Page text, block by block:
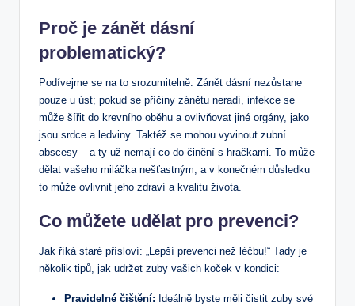
Proč je zánět dásní
problematický?
Podívejme se na to srozumitelně. Zánět dásní nezůstane
pouze u úst; pokud se příčiny zánětu neradí, infekce se
může šířit do krevního oběhu a ovlivňovat jiné orgány, jako
jsou srdce a ledviny. Taktéž se mohou vyvinout zubní
abscesy – a ty už nemají co do činění s hračkami. To může
dělat vašeho miláčka nešťastným, a v konečném důsledku
to může ovlivnit jeho zdraví a kvalitu života.
Co můžete udělat pro prevenci?
Jak říká staré přísloví: „Lepší prevenci než léčbu!“ Tady je
několik tipů, jak udržet zuby vašich koček v kondici:
Pravidelné čištění: Ideálně byste měli čistit zuby své